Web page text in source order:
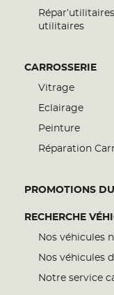
utilitaires
CARROSSERIE
Vitrage
Eclairage
Peinture
Réparation
PROMOTIONS
RECHERCHE
Nos véhicules
Nos véhicules
Notre service